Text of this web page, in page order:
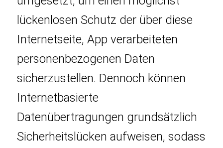
lückenlosen Schutz der über diese
Internetseite, App verarbeiteten
personenbezogenen Daten
sicherzustellen. Dennoch können
Internetbasierte
Datenübertragungen grundsätzlich
Sicherheitslücken aufweisen, sodass